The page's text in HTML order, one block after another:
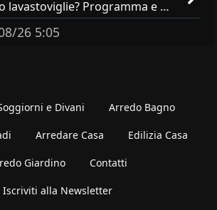
Marca e modello lavastoviglie? Programma e Deterisvo utilizzato ? Decalcificatore è regolato in in base alla durezza
26 5:05
e Divani Arredo Bagno
Arredare Casa Edilizia Casa
Giardino Contatti
Iscriviti alla Newsletter